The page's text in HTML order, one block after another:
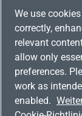
Versandarten
Zahlungsarten
Adresse
Umweltschutz &
Jetzt auf Social
We use
correctly,
relevant
allow only
preferences.
work as
enabled.